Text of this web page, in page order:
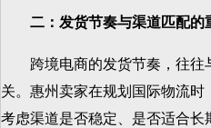
二：发货节奏与渠道匹配的
跨境电商的发货节奏，往往
关。惠州卖家在规划国际物流
考虑渠道是否稳定、是否适合长